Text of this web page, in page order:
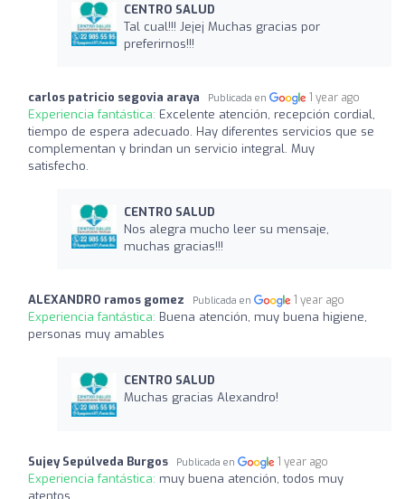
CENTRO SALUD
Tal cual!!! Jejej Muchas gracias por
preferirnos!!!
carlos patricio segovia araya Publicada en 1 year ago
Experiencia fantástica: Excelente atención, recepción cordial,
tiempo de espera adecuado. Hay diferentes servicios que se
complementan y brindan un servicio integral. Muy
satisfecho.
CENTRO SALUD
Nos alegra mucho leer su mensaje,
muchas gracias!!!
ALEXANDRO ramos gomez Publicada en 1 year ago
Experiencia fantástica: Buena atención, muy buena higiene,
personas muy amables
CENTRO SALUD
Muchas gracias Alexandro!
Sujey Sepúlveda Burgos Publicada en 1 year ago
Experiencia fantástica: muy buena atención, todos muy
atentos